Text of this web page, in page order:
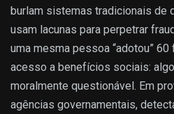
burlam sistemas tradicionais de
usam lacunas para perpetrar
uma mesma pessoa “adotou”
acesso a benefícios sociais:
moralmente questionável. Em
agências governamentais,